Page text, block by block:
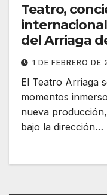
Teatro,
del Arriaga
1 DE FEBRERO DE
El Teatro Arriaga
momentos
nueva
bajo la dirección…